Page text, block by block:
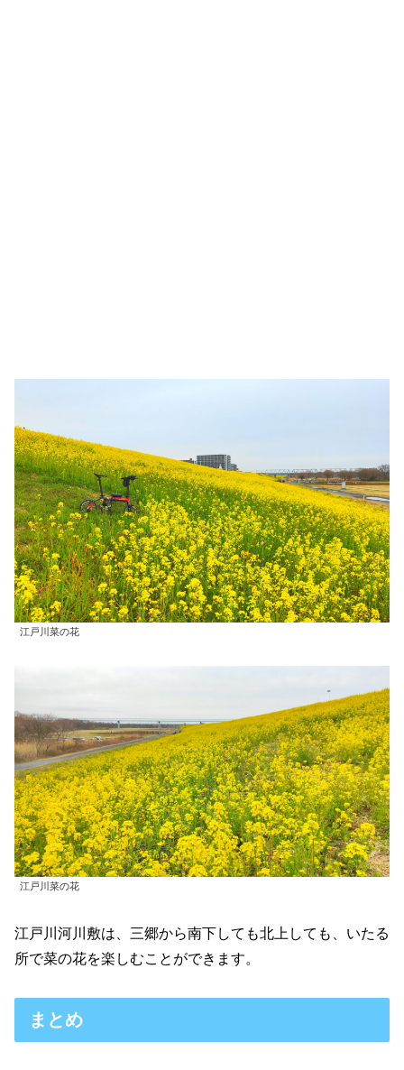
江戸川菜の花
江戸川菜の花
江戸川河川敷は、三郷から南下しても北上しても、いたる
所で菜の花を楽しむことができます。
まとめ